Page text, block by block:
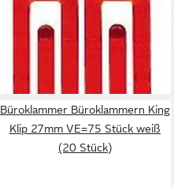
King Klip 32mm VE=40 Stück
kristallrot
lieferbar - in 9-11 Werktagen bei
dir
Büroklammer Büroklammern King
Klip 27mm VE=75 Stück weiß
(20 Stück)